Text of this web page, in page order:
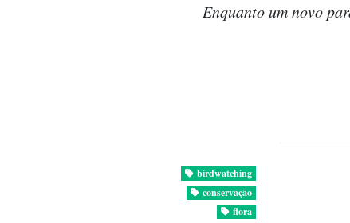
Enquanto um novo
birdwatching
conservação
flora